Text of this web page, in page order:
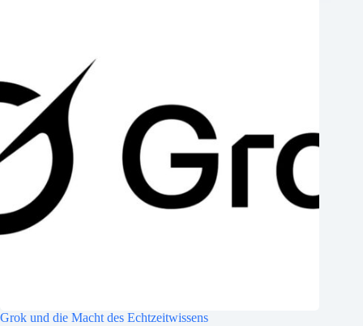
Grok und die Macht des Echtzeitwissens